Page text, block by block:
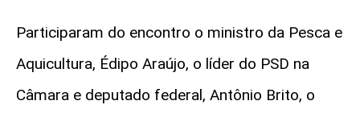
Participaram do encontro o ministro da Pesca e
Aquicultura, Édipo Araújo, o líder do PSD na
Câmara e deputado federal, Antônio Brito, o